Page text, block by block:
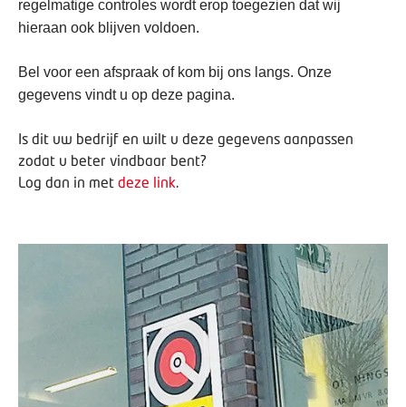
regelmatige controles wordt erop toegezien dat wij
hieraan ook blijven voldoen.
Bel voor een afspraak of kom bij ons langs. Onze
gegevens vindt u op deze pagina.
Is dit uw bedrijf en wilt u deze gegevens aanpassen
zodat u beter vindbaar bent?
Log dan in met deze link.